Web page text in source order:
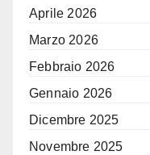
Aprile 2026
Marzo 2026
Febbraio 2026
Gennaio 2026
Dicembre 2025
Novembre 2025